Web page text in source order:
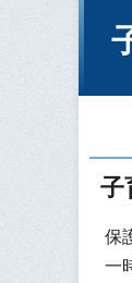
子
保
一